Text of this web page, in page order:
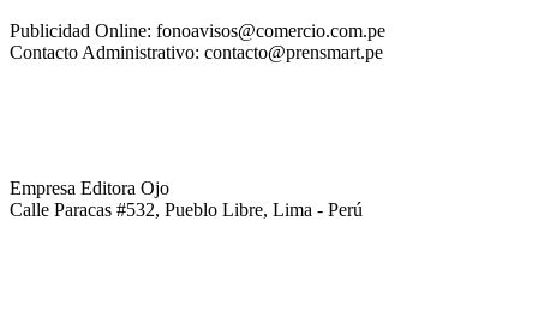
Publicidad Online: fonoavisos@comercio.com.pe
Contacto Administrativo: contacto@prensmart.pe
Empresa Editora Ojo
Calle Paracas #532, Pueblo Libre, Lima - Perú